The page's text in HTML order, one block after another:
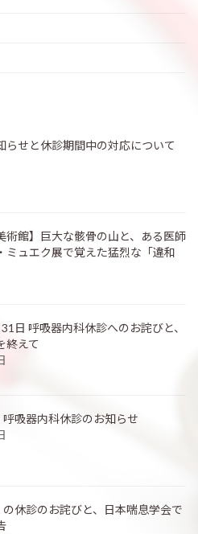
らせと休診期間中の対応について
術館】巨大な骸骨の山と、ある医師
ミュエク展で覚えた猛烈な「違和
31日 呼吸器内科休診へのお詫びと、
終えて
吸器内科休診のお知らせ
休診のお詫びと、日本喘息学会で